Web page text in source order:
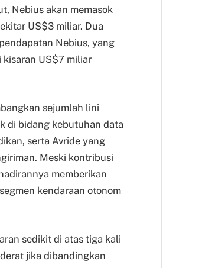
Nebius akan memasok
US$3 miliar. Dua
Nebius, yang
kisaran US$7 miliar
sejumlah lini
di bidang kebutuhan data
serta Avride yang
Meski kontribusi
memberikan
kendaraan otonom
sedikit di atas tiga kali
jika dibandingkan